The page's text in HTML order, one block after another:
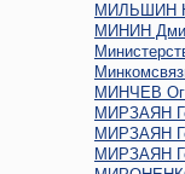
МИЛЬШИН
МИНИН
МИНЧЕВ
МИРЗАЯН
МИРЗАЯН
МИРЗАЯН